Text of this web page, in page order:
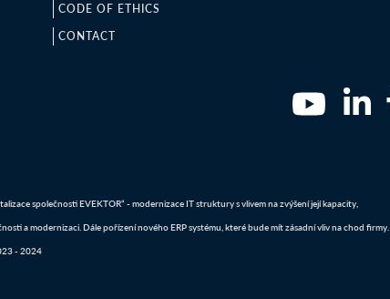
CODE OF ETHICS
CONTACT
společnosti EVEKTOR“ - modernizace IT struktury s vlivem na zvýšení její kapacity,
a modernizaci. Dále pořízení nového ERP systému, které bude mít zásadní vliv na chod firmy.
- 2024